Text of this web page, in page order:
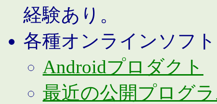
経験あり。
各種オンラインソフ
Androidプロダクト
最近の公開プログ